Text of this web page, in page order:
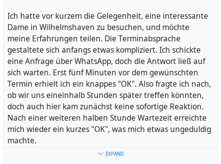
Ich war etwas überrascht von ihrem Verhalten, da ich
mich bemüht hatte, eine angenehme Zeit zu schaffen.
Das Gefühl von Druck, das sie erzeugte, war nicht gerade
förderlich für die Stimmung. Schließlich entschloss ich
mich, den Akt schnell abzuschließen, um den Druck
abzubauen. Es war ein schneller und etwas
unbefriedigender Abschluss, der nicht den Erwartungen
entsprach.
Trotz des eher negativen Erlebnisses möchte ich andere
warnen. Sie hat aktuell, soweit ich weiß, mehrere
Anzeigen online. Ich rate dazu, vorsichtig zu sein und
sich gut zu informieren, bevor man einen Besuch plant.
Es ist immer wichtig, auf seine Intuition zu hören und
Ich hatte vor kurzem die Gelegenheit, eine interessante
Dame in Wilhelmshaven zu besuchen, und möchte
meine Erfahrungen teilen. Die Terminabsprache
gestaltete sich anfangs etwas kompliziert. Ich schickte
eine Anfrage über WhatsApp, doch die Antwort ließ auf
sich warten. Erst fünf Minuten vor dem gewünschten
Termin erhielt ich ein knappes "OK". Also fragte ich nach,
ob wir uns eineinhalb Stunden später treffen könnten,
doch auch hier kam zunächst keine sofortige Reaktion.
Nach einer weiteren halben Stunde Wartezeit erreichte
mich wieder ein kurzes "OK", was mich etwas ungeduldig
machte.
Trotz der fehlenden Bestätigung machte ich mich auf
EXPAND